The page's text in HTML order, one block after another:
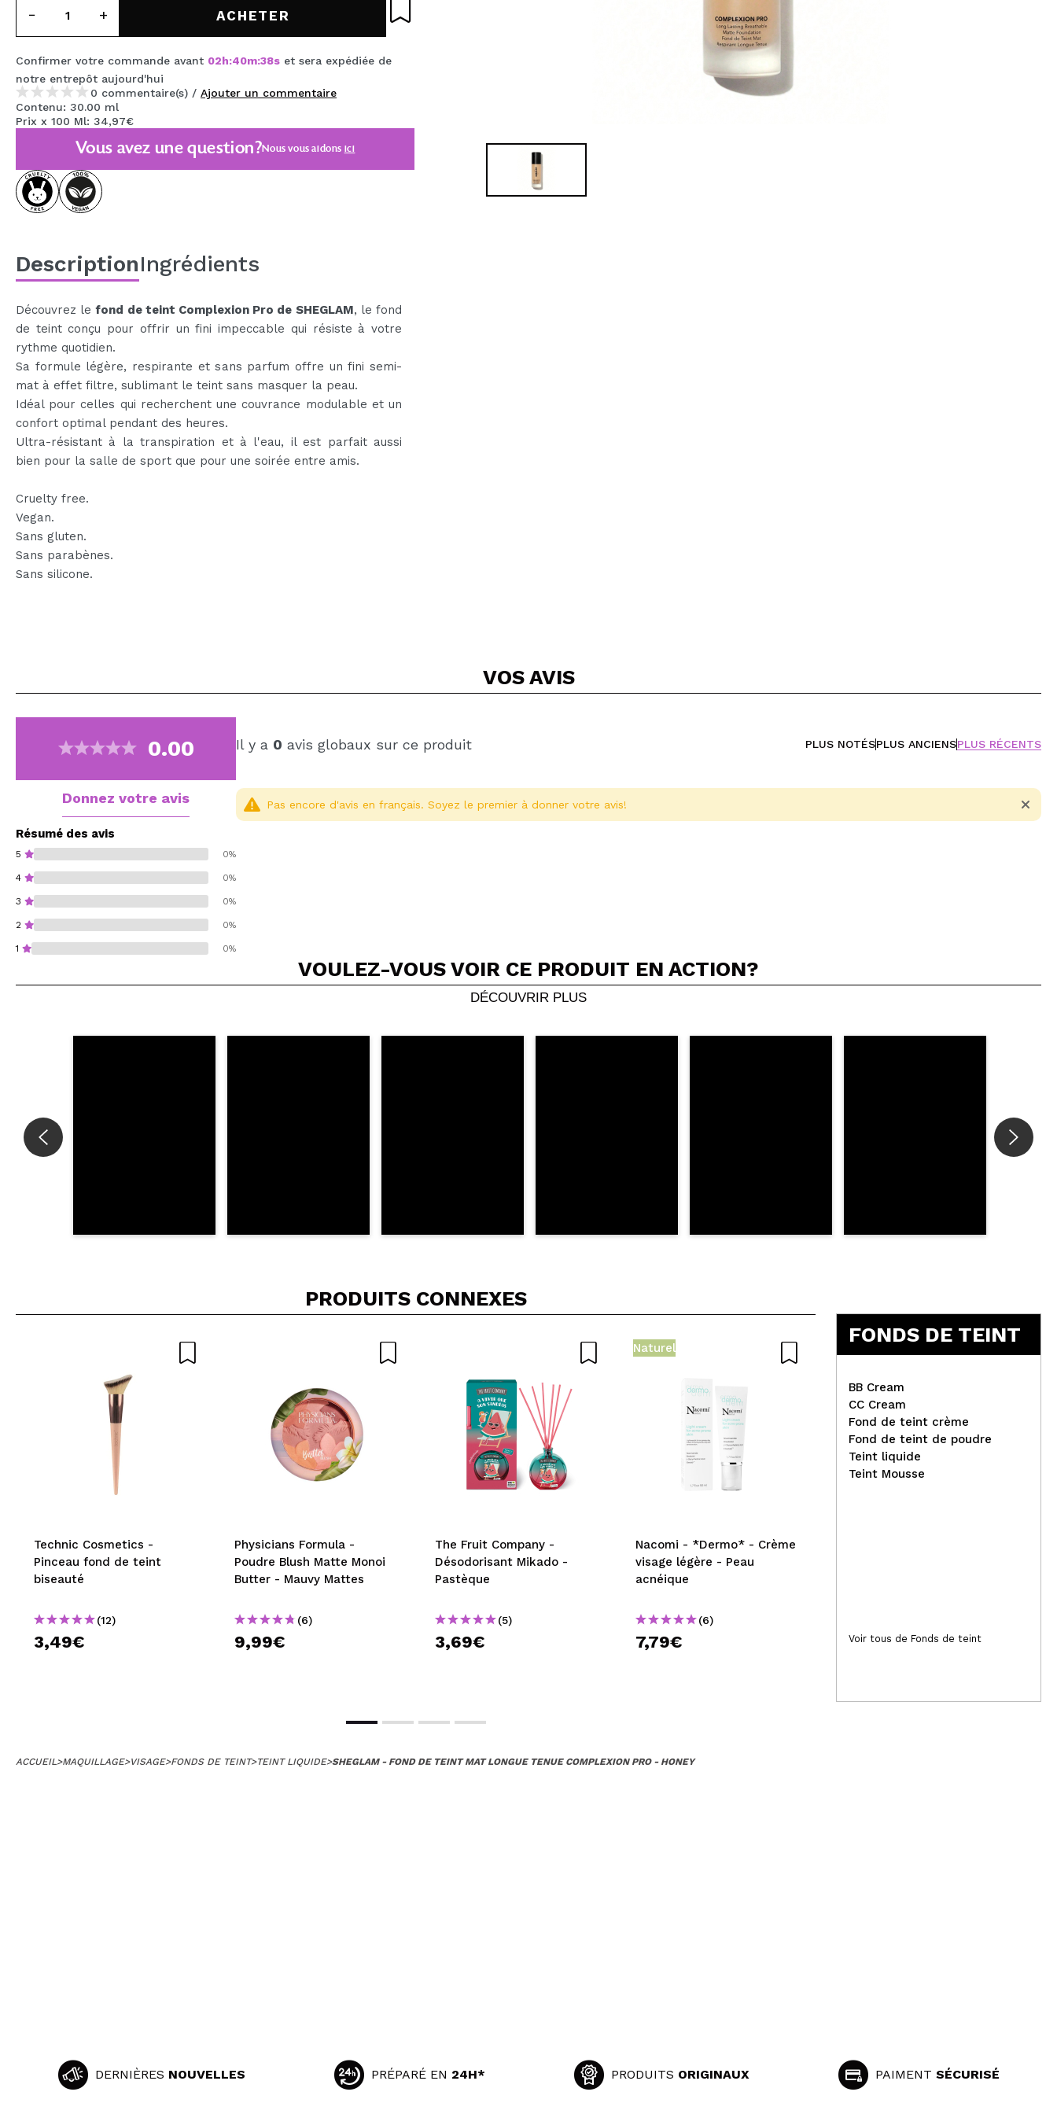
MAQUIFARMA
TRAVEL SIZE
NATURE
OFFRES
OUTLET
BIENTÔT DISPONIBLE
BLOG
CRÉER UN COMPTE
ACHETER
Confirmer votre commande avant 02h:40m:37s et sera expédiée de
notre entrepôt aujourd'hui
0 commentaire(s) / Ajouter un commentaire
Contenu: 30.00 ml
Prix x 100 Ml: 34,97€
Vous avez une question?Nous vous aidons ici
DescriptionIngrédients
Découvrez lefond de teint Complexion Pro de SHEGLAM, le fond
de teint conçu pour offrir un fini impeccable qui résiste à votre
rythme quotidien.
Sa formule légère, respirante et sans parfum offre un fini semi-
mat à effet filtre, sublimant le teint sans masquer la peau.
Idéal pour celles qui recherchent une couvrance modulable et un
confort optimal pendant des heures.
Ultra-résistant à la transpiration et à l'eau, il est parfait aussi
bien pour la salle de sport que pour une soirée entre amis.
Cruelty free.
Vegan.
Sans gluten.
Sans parabènes.
Sans silicone.
VOS AVIS
0.00
Donnez votre avis
Résumé des avis
5 0%
4 0%
3 0%
2 0%
1 0%
Il y a 0 avis globaux sur ce produit PLUS NOTÉSPLUS ANCIENSPLUS RÉCENTS
Partager une vidéo ou une photo
Votre vidéo pourrait être la première. Imaginez...
Recommandez-vous cet achat? Oui Non 5/5
Pas encore d'avis en français. Soyez le premier à donner votre avis!
VOULEZ-VOUS VOIR CE PRODUIT EN ACTION?
DÉCOUVRIR PLUS
PRODUITS CONNEXES
Technic Cosmetics -
Pinceau fond de teint
biseauté
(12)
3,49€
Physicians Formula -
Poudre Blush Matte Monoi
Butter - Mauvy Mattes
(6)
9,99€
The Fruit Company -
Désodorisant Mikado -
Pastèque
(5)
3,69€
Naturel
Nacomi - *Dermo* - Crème
visage légère - Peau
acnéique
(6)
7,79€
Saphir - Eau de Parfum
pour femme 30ml - Cool de
3,19€
FONDS DE TEINT
BB Cream
CC Cream
Fond de teint crème
Fond de teint de poudre
Teint liquide
Teint Mousse
Voir tous de Fonds de teint
ACCUEIL>MAQUILLAGE>VISAGE>FONDS DE TEINT>TEINT LIQUIDE>SHEGLAM - FOND DE TEINT MAT LONGUE TENUE COMPLEXION PRO - HONEY
DERNIÈRES NOUVELLES PRÉPARÉ EN 24H* PRODUITS ORIGINAUX PAIMENT SÉCURISÉ